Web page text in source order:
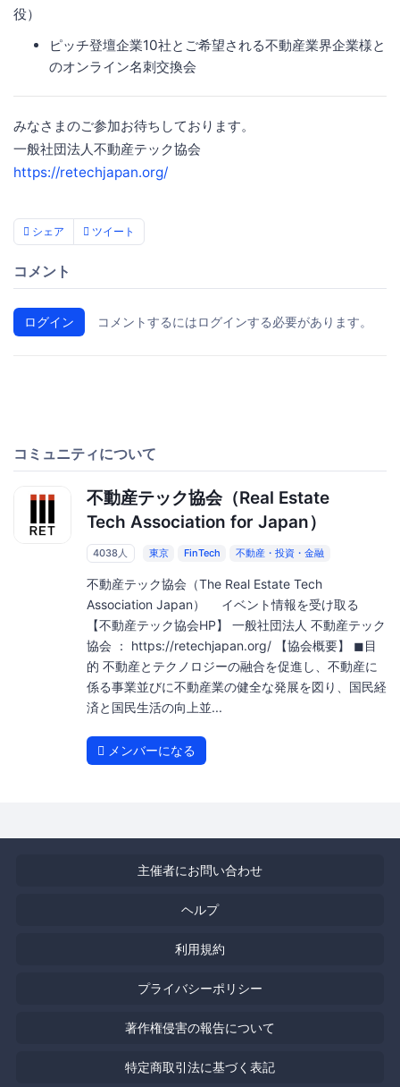
役）
ピッチ登壇企業10社とご希望される不動産業界企業様と
のオンライン名刺交換会
みなさまのご参加お待ちしております。
一般社団法人不動産テック協会
https://retechjapan.org/
シェア ツイート
コメント
ログイン コメントするにはログインする必要があります。
コミュニティについて
不動産テック協会（Real Estate
Tech Association for Japan）
4038人 東京 FinTech 不動産・投資・金融
不動産テック協会（The Real Estate Tech
Association Japan） イベント情報を受け取る
【不動産テック協会HP】 一般社団法人 不動産テック
協会 ： https://retechjapan.org/ 【協会概要】 ◼︎目
的 不動産とテクノロジーの融合を促進し、不動産に
係る事業並びに不動産業の健全な発展を図り、国民経
済と国民生活の向上並...
メンバーになる
主催者にお問い合わせ
ヘルプ
利用規約
プライバシーポリシー
著作権侵害の報告について
特定商取引法に基づく表記